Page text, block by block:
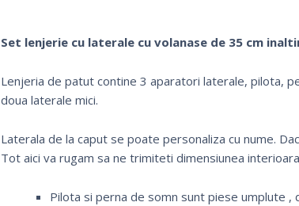
Set lenjerie cu laterale cu volanase de 35 cm
Lenjeria de patut contine 3 aparatori laterale, pilota,
doua laterale mici.
Laterala de la caput se poate personaliza cu nume.
Tot aici va rugam sa ne trimiteti dimensiunea
Pilota si perna de somn sunt piese umplute